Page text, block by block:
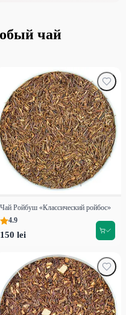
чай
Чай Ройбуш «Классический ройбос»
4.9
150 lei